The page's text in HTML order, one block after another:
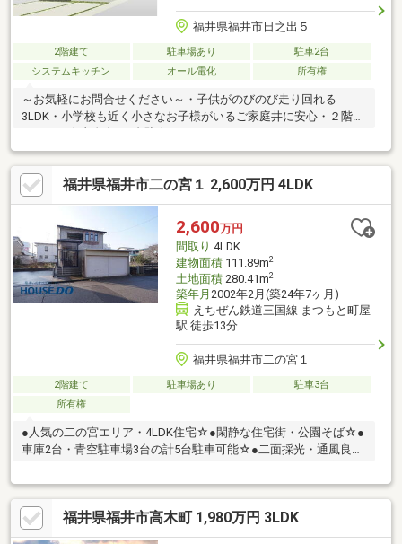
福井県福井市日之出５
2階建て 駐車場あり
駐車2台
システムキッチン
オール電化 所有権
～お気軽にお問合せください～・子供がのびのび走り回れる
3LDK・小学校も近く小さなお子様がいるご家庭井に安心・２階の
福井県福井市二の宮１ 2,600万円 4LDK
2,600万円
間取り 4LDK
建物面積111.89m2
土地面積280.41m2
築年月 2002年2月(築24年7ヶ月)
えちぜん鉄道三国線 まつもと町屋
駅 徒歩13分
福井県福井市二の宮１
2階建て 駐車場あり
駐車3台
所有権
●人気の二の宮エリア・4LDK住宅☆●閑静な住宅街・公園そば☆●
車庫2台・青空駐車場3台の計5台駐車可能☆●二面採光・通風良好
140.41㎡ 畑140㎡(現況一部駐車場)の計2筆一生に一度になるか
もしれないお買い物です！よりよい選択のために、たくさんの物
件をご内覧・比較することが大切です！プロの視点も交えながら
一緒に考えていきましょう。お家探しは地元密着の【ハウスドゥ
福井県福井市高木町 1,980万円 3LDK